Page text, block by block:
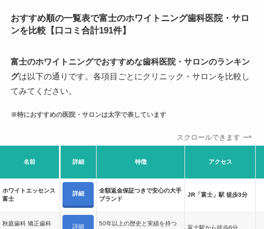
おすすめ順の一覧表で富士のホワイトニング歯科医院・サロ
ンを比較【口コミ合計191件】
富士のホワイトニングでおすすめな歯科医院・サロンのランキン
グは以下の通りです。各項目ごとにクリニック・サロンを比較し
てみてください。
※特におすすめの医院・サロンは太字で表しています
スクロールできます
名前 詳細 特徴 アクセス
ホワイトエッセンス
富士
詳細
全額返金保証つきで安心の大手
ブランド
JR「富士」駅 徒歩3分
秋庭歯科 矯正歯科
詳細
50年以上の歴史と実績を持つ
富士駅から徒歩6分